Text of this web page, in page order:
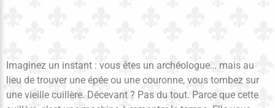
Imaginez un instant : vous êtes un archéologue… mais au
lieu de trouver une épée ou une couronne, vous tombez sur
une vieille cuillère. Décevant ? Pas du tout. Parce que cette